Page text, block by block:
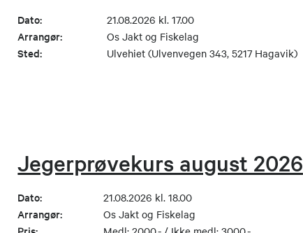
Dato: 21.08.2026 kl. 17.00
Arrangør: Os Jakt og Fiskelag
Sted: Ulvehiet (Ulvenvegen 343, 5217 Hagavik)
Jegerprøvekurs august 2026
Dato: 21.08.2026 kl. 18.00
Arrangør: Os Jakt og Fiskelag